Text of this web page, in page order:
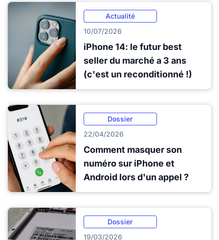
Actualité
10/07/2026
iPhone 14: le futur best
seller du marché a 3 ans
(c'est un reconditionné !)
Dossier
22/04/2026
Comment masquer son
numéro sur iPhone et
Android lors d'un appel ?
Dossier
19/03/2026